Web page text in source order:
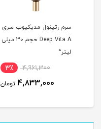
سرم رتینول مدیکیوب سری
Deep Vita A حجم 30 میلی
لیتر^
4,961,300 3٪
4,833,000 تومان